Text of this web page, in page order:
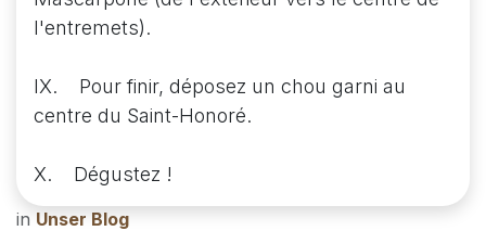
l'entremets).
IX. Pour finir, déposez un chou garni au
centre du Saint-Honoré.
X. Dégustez !
in Unser Blog